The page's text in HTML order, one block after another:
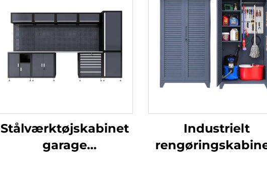
Stålværktøjskabinet
garage
Industrielt